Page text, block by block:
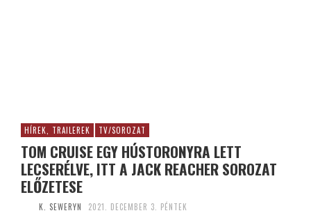
HÍREK, TRAILEREK TV/SOROZAT
TOM CRUISE EGY HÚSTORONYRA LETT
LECSERÉLVE, ITT A JACK REACHER SOROZAT
ELŐZETESE
K. SEWERYN 2021. DECEMBER 3. PÉNTEK